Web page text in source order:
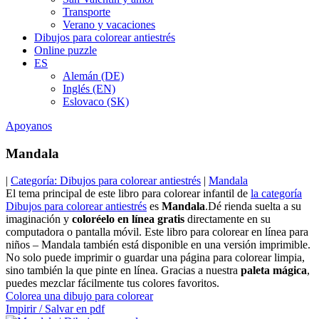
Transporte
Verano y vacaciones
Dibujos para colorear antiestrés
Online puzzle
ES
Alemán (DE)
Inglés (EN)
Eslovaco (SK)
Apoyanos
Mandala
| Categoría: Dibujos para colorear antiestrés | Mandala
El tema principal de este libro para colorear infantil de la categoría
Dibujos para colorear antiestrés es Mandala.Dé rienda suelta a su
imaginación y coloréelo en línea gratis directamente en su
computadora o pantalla móvil. Este libro para colorear en línea para
niños – Mandala también está disponible en una versión imprimible.
No solo puede imprimir o guardar una página para colorear limpia,
sino también la que pinte en línea. Gracias a nuestra paleta mágica,
puedes mezclar fácilmente tus colores favoritos.
Colorea una dibujo para colorear
Impirir / Salvar en pdf